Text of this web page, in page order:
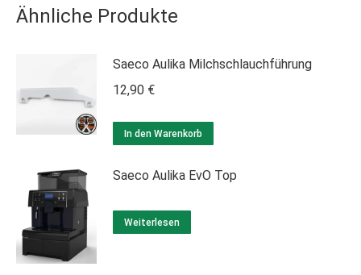
Ähnliche Produkte
Saeco Aulika Milchschlauchführung
12,90 €
In den Warenkorb
Saeco Aulika EvO Top
Weiterlesen